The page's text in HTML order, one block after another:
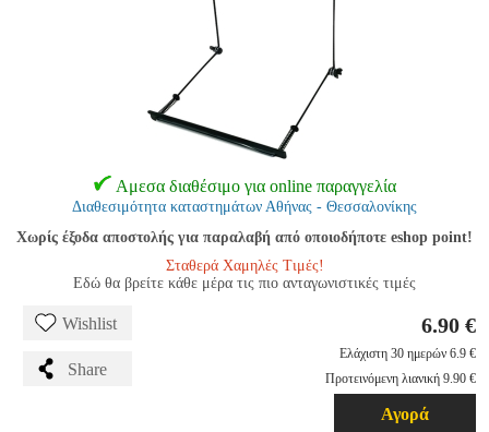
Αμεσα διαθέσιμο για online παραγγελία
Διαθεσιμότητα καταστημάτων Αθήνας - Θεσσαλονίκης
Χωρίς έξοδα αποστολής για παραλαβή από οποιοδήποτε eshop point!
Σταθερά Χαμηλές Τιμές!
Εδώ θα βρείτε κάθε μέρα τις πιο ανταγωνιστικές τιμές
Wishlist
Share
6.90 €
Ελάχιστη 30 ημερών 6.9 €
Προτεινόμενη λιανική 9.90 €
Αγορά